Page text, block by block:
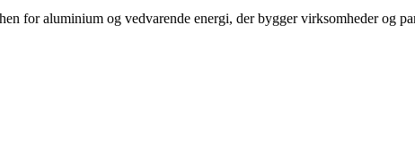
for aluminium og vedvarende energi, der bygger virksomheder og